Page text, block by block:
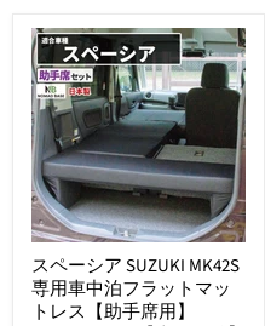
スペーシア SUZUKI MK42S
専用車中泊フラットマッ
トレス【助手席用】